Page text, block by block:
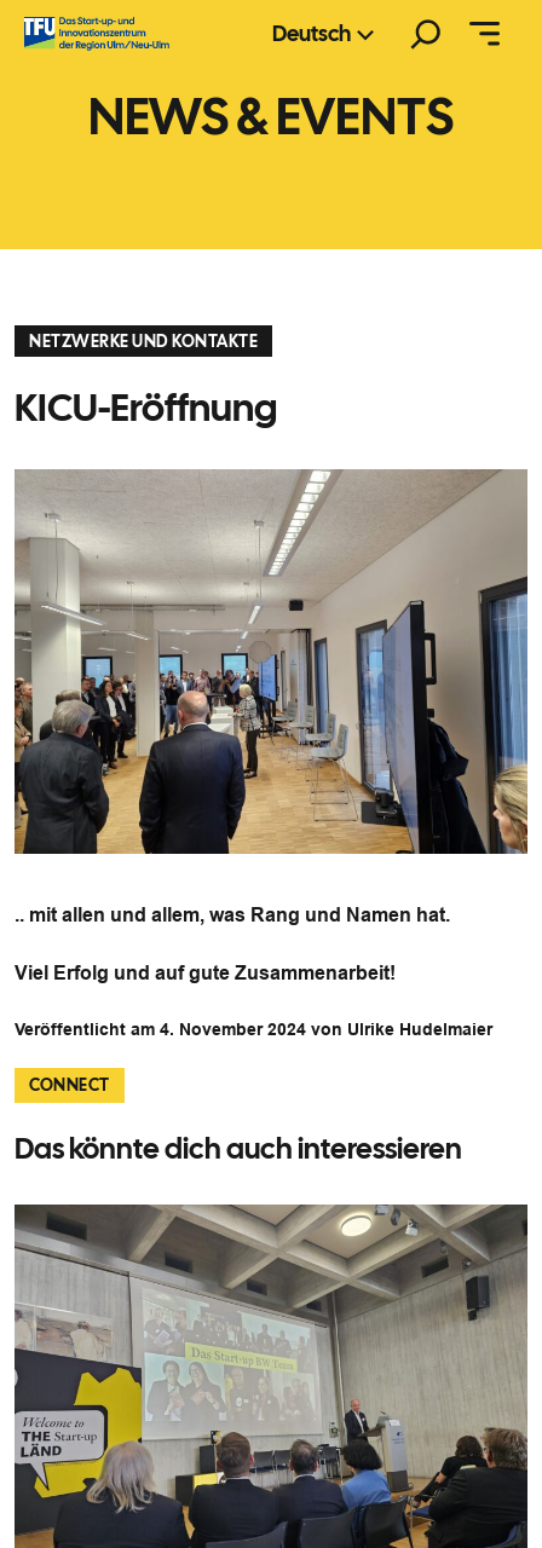
Zum
Inhalt
Deutsch
NEWS & EVENTS
NETZWERKE UND KONTAKTE
KICU-Eröffnung
.. mit allen und allem, was Rang und Namen hat.
Viel Erfolg und auf gute Zusammenarbeit!
Veröffentlicht am 4. November 2024 von Ulrike Hudelmaier
CONNECT
Das könnte dich auch interessieren